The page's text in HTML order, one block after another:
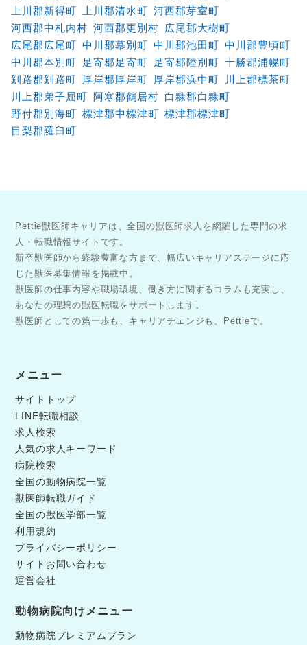
上川郡新得町
上川郡清水町 河西郡芽室町
河西郡中札内村 河西郡更別村 広尾郡大樹町
広尾郡広尾町 中川郡幕別町 中川郡池田町 中川郡豊頃町
中川郡本別町
足寄郡足寄町 足寄郡陸別町 十勝郡浦幌町
釧路郡釧路町
厚岸郡厚岸町 厚岸郡浜中町
川上郡標茶町
川上郡弟子屈町 阿寒郡鶴居村 白糠郡白糠町
野付郡別海町 標津郡中標津町 標津郡標津町
目梨郡羅臼町
Pettie獣医師キャリアは、全国の獣医師求人を網羅した専門の求
人・転職情報サイトです。
新卒獣医師から経験豊富な方まで、幅広いキャリアステージに応
じた獣医募集情報を掲載中。
獣医師の仕事内容や職場環境、働き方に関するコラムも充実し、
あなたの理想の獣医転職をサポートします。
獣医師としての第一歩も、キャリアチェンジも、Pettieで。
メニュー
サイトトップ
LINE転職相談
求人検索
人気の求人キーワード
病院検索
全国の動物病院一覧
獣医師転職ガイド
全国の獣医学部一覧
利用規約
プライバシーポリシー
サイトお問い合わせ
運営会社
動物病院向けメニュー
動物病院プレミアムプラン